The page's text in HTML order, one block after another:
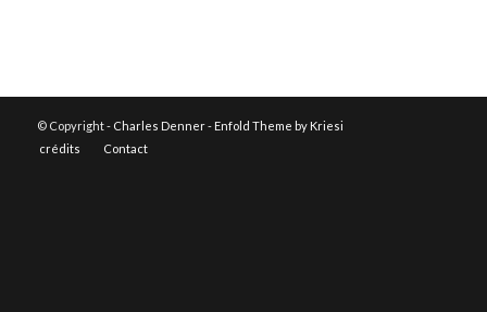
© Copyright - Charles Denner- Enfold Theme by Kriesi
crédits
Contact